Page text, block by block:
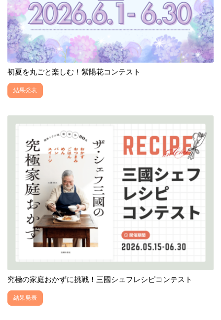
初夏を丸ごと楽しむ！紫陽花コンテスト
結果発表
究極の家庭おかずに挑戦！三國シェフレシピコンテスト
結果発表